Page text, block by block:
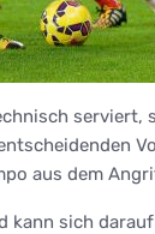
serviert,
aus dem
kann sich